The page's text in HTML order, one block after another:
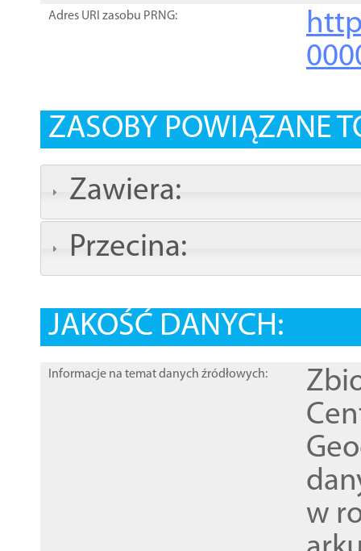
Adres URI zasobu PRNG:
ZASOBY POWIĄZANE
Zawiera:
Przecina:
JAKOŚĆ DANYCH:
Informacje na temat danych źródłowych:
w